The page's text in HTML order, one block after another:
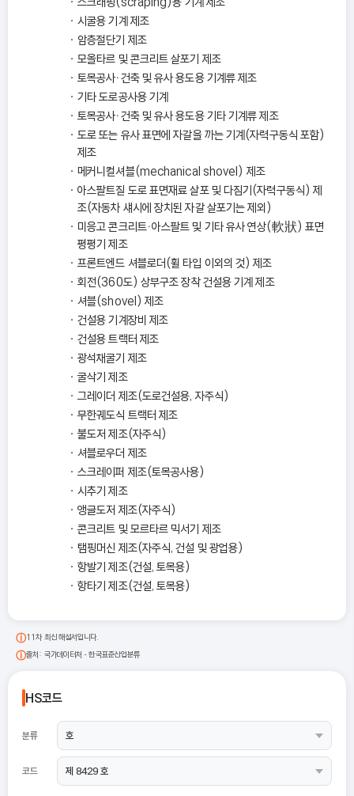
시굴용 기계 제조
암층절단기 제조
모올타르 및 콘크리트 살포기 제조
토목공사ㆍ건축 및 유사 용도용 기계류 제조
기타 도로공사용 기계
토목공사ㆍ건축 및 유사 용도용 기타 기계류 제조
도로 또는 유사 표면에 자갈을 까는 기계(자력구동식 포함)
제조
메커니컬셔블(mechanical shovel) 제조
아스팔트질 도로 표면재료 살포 및 다짐기(자력구동식) 제
조(자동차 섀시에 장치된 자갈 살포기는 제외)
미응고 콘크리트ㆍ아스팔트 및 기타 유사 연상(軟狀) 표면
평평기 제조
프론트엔드 셔블로더(휠 타입 이외의 것) 제조
회전(360도) 상부구조 장착 건설용 기계 제조
셔블(shovel) 제조
건설용 기계장비 제조
건설용 트랙터 제조
광석채굴기 제조
굴삭기 제조
그레이더 제조(도로건설용, 자주식)
무한궤도식 트랙터 제조
불도저 제조(자주식)
셔블로우더 제조
스크레이퍼 제조(토목공사용)
시추기 제조
앵글도저 제조(자주식)
콘크리트 및 모르타르 믹서기 제조
탬핑머신 제조(자주식, 건설 및 광업용)
항발기 제조(건설, 토목용)
항타기 제조(건설, 토목용)
11차 최신 해설서입니다.
출처: 국가데이터처 - 한국표준산업분류
HS코드
분류
코드